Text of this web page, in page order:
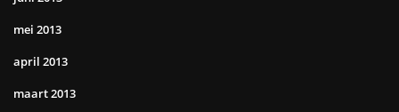
mei 2013
april 2013
maart 2013